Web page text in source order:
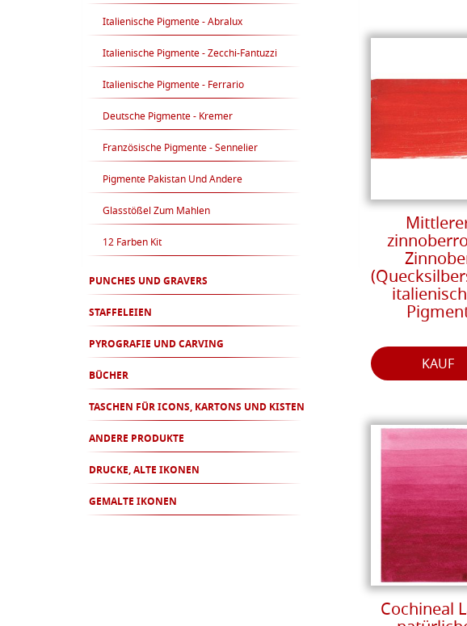
Italienische Pigmente - Abralux
Italienische Pigmente - Zecchi-Fantuzzi
Italienische Pigmente - Ferrario
Deutsche Pigmente - Kremer
Französische Pigmente - Sennelier
Pigmente Pakistan Und Andere
Glasstößel Zum Mahlen
12 Farben Kit
PUNCHES UND GRAVERS
STAFFELEIEN
PYROGRAFIE UND CARVING
BÜCHER
TASCHEN FÜR ICONS, KARTONS UND KISTEN
ANDERE PRODUKTE
DRUCKE, ALTE IKONEN
GEMALTE IKONEN
KAUF
Cochineal